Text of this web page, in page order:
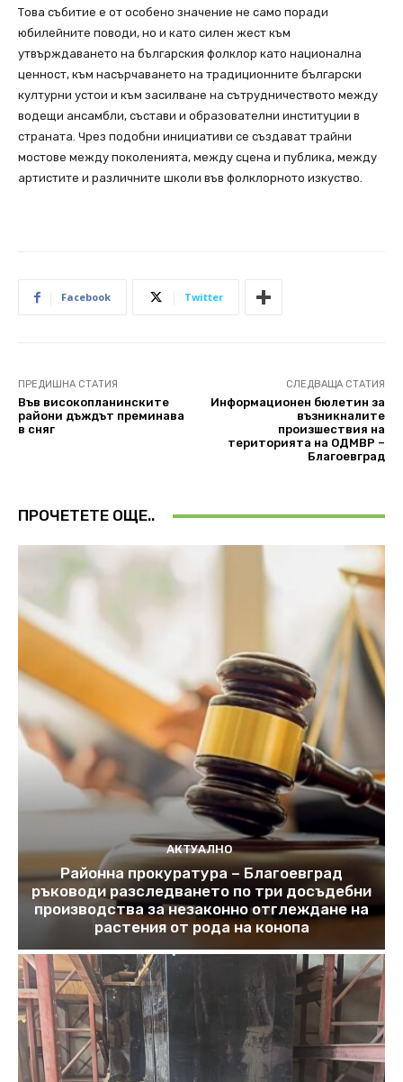
Това събитие е от особено значение не само поради
юбилейните поводи, но и като силен жест към
утвърждаването на българския фолклор като национална
ценност, към насърчаването на традиционните български
културни устои и към засилване на сътрудничеството между
водещи ансамбли, състави и образователни институции в
страната. Чрез подобни инициативи се създават трайни
мостове между поколенията, между сцена и публика, между
артистите и различните школи във фолклорното изкуство.
Facebook Twitter
ПРЕДИШНА СТАТИЯ
Във високопланинските
райони дъждът преминава
в сняг
СЛЕДВАЩА СТАТИЯ
Информационен бюлетин за
възникналите
произшествия на
територията на ОДМВР –
Благоевград
ПРОЧЕТЕТЕ ОЩЕ..
АКТУАЛНО
Районна прокуратура – Благоевград
ръководи разследването по три досъдебни
производства за незаконно отглеждане на
растения от рода на конопа